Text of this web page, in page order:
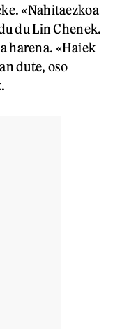
«Nahitaezkoa
du Lin Chenek.
harena. «Haiek
dute, oso